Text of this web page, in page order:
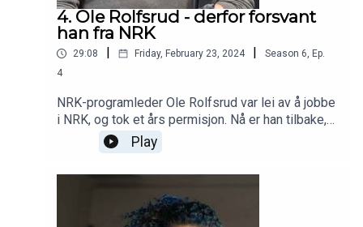
4. Ole Rolfsrud - derfor forsvant
han fra NRK
29:08 Friday, February 23, 2024 Season 6, Ep.
4
NRK-programleder Ole Rolfsrud var lei av å jobbe
i NRK, og tok et års permisjon. Nå er han tilbake,
og deler i Pressepodden de erfaringene han
lærte utenfor Marienlyst og hvorfor det var en
riktig avgjørelse.
Play